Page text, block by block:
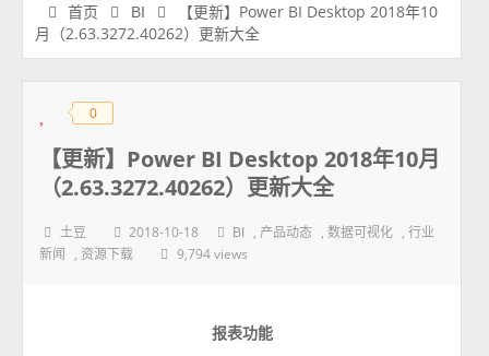
首页 BI
【更新】Power BI Desktop 2018年10
月（2.63.3272.40262）更新大全
◆◆ 0
【更新】Power BI Desktop 2018年10月
（2.63.3272.40262）更新大全
土豆 2018-10-18 BI , 产品动态 ,数据可视化 ,行业
新闻
, 资源下载 9,794 views
报表功能